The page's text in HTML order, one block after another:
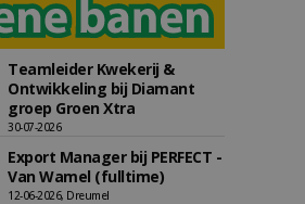
Teamleider Kwekerij &
Ontwikkeling bij Diamant
groep Groen Xtra
30-07-2026
Export Manager bij PERFECT -
Van Wamel (fulltime)
12-06-2026, Dreumel